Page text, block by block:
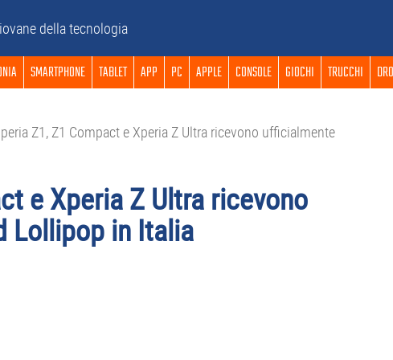
della tecnologia
SMARTPHONE TABLET APP PC APPLE CONSOLE GIOCHI TRUCCHI
Z1, Z1 Compact e Xperia Z Ultra ricevono ufficialmente
e Xperia Z Ultra ricevono
Lollipop in Italia